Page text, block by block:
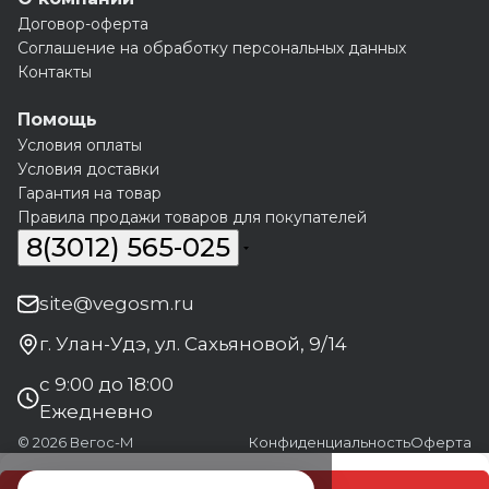
Договор-оферта
Соглашение на обработку персональных данных
Контакты
Помощь
Условия оплаты
Условия доставки
Гарантия на товар
Правила продажи товаров для покупателей
8(3012) 565-025
site@vegosm.ru
г. Улан-Удэ, ул. Сахьяновой, 9/14
с 9:00 до 18:00
Ежедневно
© 2026 Вегос-М КонфиденциальностьОферта